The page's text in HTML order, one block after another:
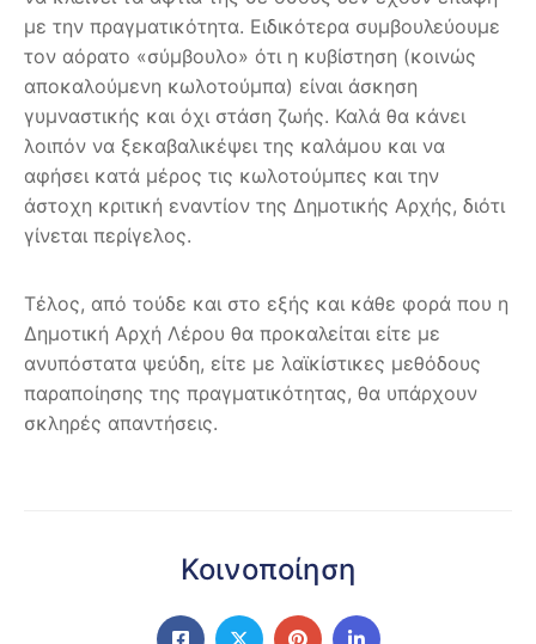
με την πραγματικότητα. Ειδικότερα συμβουλεύουμε
τον αόρατο «σύμβουλο» ότι η κυβίστηση (κοινώς
αποκαλούμενη κωλοτούμπα) είναι άσκηση
γυμναστικής και όχι στάση ζωής. Καλά θα κάνει
λοιπόν να ξεκαβαλικέψει της καλάμου και να
αφήσει κατά μέρος τις κωλοτούμπες και την
άστοχη κριτική εναντίον της Δημοτικής Αρχής, διότι
γίνεται περίγελος.
Τέλος, από τούδε και στο εξής και κάθε φορά που η
Δημοτική Αρχή Λέρου θα προκαλείται είτε με
ανυπόστατα ψεύδη, είτε με λαϊκίστικες μεθόδους
παραποίησης της πραγματικότητας, θα υπάρχουν
σκληρές απαντήσεις.
Κοινοποίηση